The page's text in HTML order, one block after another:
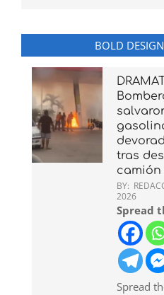
BOLD
tras
camión
BY:
2026
Spread
Spread